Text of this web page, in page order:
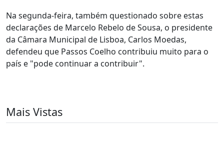
Na segunda-feira, também questionado sobre estas
declarações de Marcelo Rebelo de Sousa, o presidente
da Câmara Municipal de Lisboa, Carlos Moedas,
defendeu que Passos Coelho contribuiu muito para o
país e "pode continuar a contribuir".
Mais Vistas